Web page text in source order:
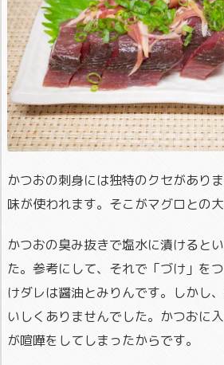
かつおの刺身には独特のクセがあり
味が使われます。そこがマグロとの大
かつおの臭み抜きで塩水に漬けると
た。参考にして、それで「づけ」を
けダレは醤油とみりんです。しかし
いしくありませんでした。かつおに
が喧嘩をしてしまったからです。